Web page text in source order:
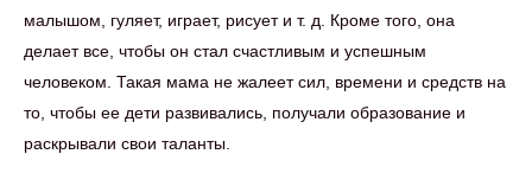
малышом, гуляет, играет, рисует и т. д. Кроме того, она
делает все, чтобы он стал счастливым и успешным
человеком. Такая мама не жалеет сил, времени и средств на
то, чтобы ее дети развивались, получали образование и
раскрывали свои таланты.